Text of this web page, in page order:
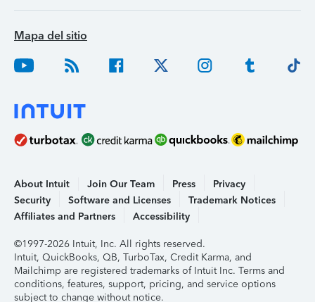
Mapa del sitio
About Intuit Join Our Team Press
Privacy
Security
Software and Licenses
Trademark Notices
Affiliates and Partners
Accessibility
©1997-2026 Intuit, Inc. All rights reserved.
Intuit, QuickBooks, QB, TurboTax, Credit Karma, and
Mailchimp are registered trademarks of Intuit Inc. Terms and
conditions, features, support, pricing, and service options
subject to change without notice.